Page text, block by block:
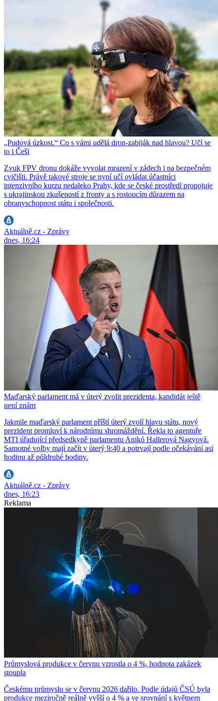
„Pudová úzkost.“ Co s vámi udělá dron-zabiják nad hlavou? Učí se
to i Češi
Zvuk FPV dronu dokáže vyvolat mrazení v zádech i na bezpečném
cvičišti. Právě takové stroje se nyní učí ovládat účastníci
intenzivního kurzu nedaleko Prahy, kde se české prostředí propojuje
s ukrajinskou zkušeností z fronty a s rostoucím důrazem na
obranyschopnost státu i společnosti.
Aktuálně.cz - Zprávy
dnes, 16:24
Maďarský parlament má v úterý zvolit prezidenta, kandidát ještě
není znám
Jakmile maďarský parlament příští úterý zvolí hlavu státu, nový
prezident promluví k národnímu shromáždění. Řekla to agentuře
MTI úřadující předsedkyně parlamentu Anikó Hallerová Nagyová.
Samotné volby mají začít v úterý 9:40 a potrvají podle očekávání asi
hodinu až půldruhé hodiny.
Aktuálně.cz - Zprávy
dnes, 16:23
Reklama
Průmyslová produkce v červnu vzrostla o 4 %, hodnota zakázek
stoupla
Českému průmyslu se v červnu 2026 dařilo. Podle údajů ČSÚ byla
produkce meziročně reálně vyšší o 4 % a ve srovnání s květnem